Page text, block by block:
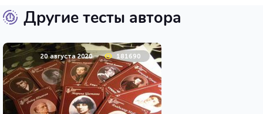
Другие тесты автора
20 августа 2020 181690